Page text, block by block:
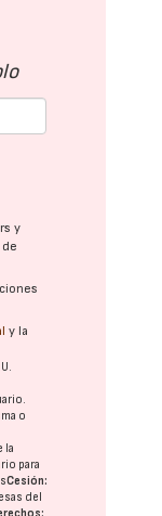
y
y la
o
la
para
Cesión:
del